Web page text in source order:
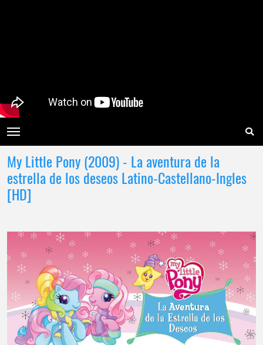
My Little Pony (2009) - La aventura de la
estrella de los deseos Latino-Castellano-Ingles
[HD]